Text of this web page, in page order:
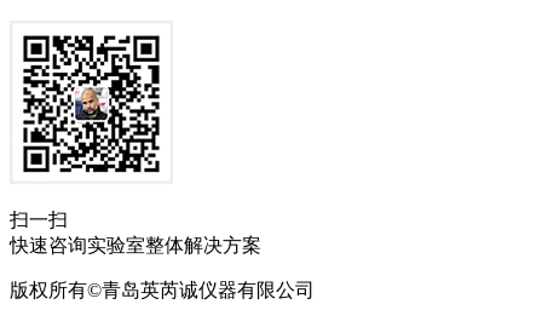
扫一扫
快速咨询实验室整体解决方案
版权所有©青岛英芮诚仪器有限公司